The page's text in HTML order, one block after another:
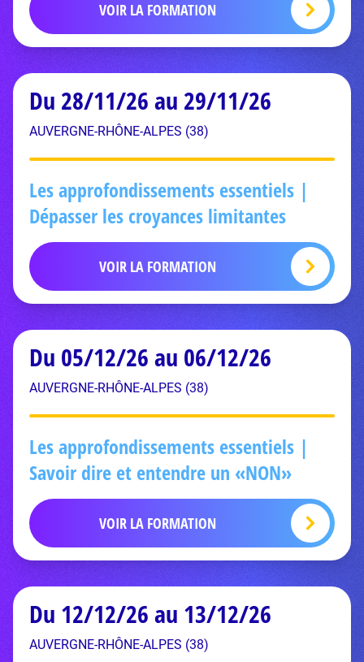
VOIR LA FORMATION
Du 28/11/26 au 29/11/26
AUVERGNE-RHÔNE-ALPES (38)
Les approfondissements essentiels |
Dépasser les croyances limitantes
VOIR LA FORMATION
Du 05/12/26 au 06/12/26
AUVERGNE-RHÔNE-ALPES (38)
Les approfondissements essentiels |
Savoir dire et entendre un «NON»
VOIR LA FORMATION
Du 12/12/26 au 13/12/26
AUVERGNE-RHÔNE-ALPES (38)